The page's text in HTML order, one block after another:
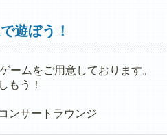
遊ぼう！
ームをご用意しております。
もう！
ンサートラウンジ